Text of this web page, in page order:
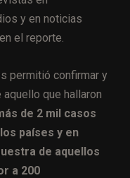
y en noticias
el reporte.
permitió confirmar y
que hallaron
de 2 mil casos
países y en
de aquellos
a 200